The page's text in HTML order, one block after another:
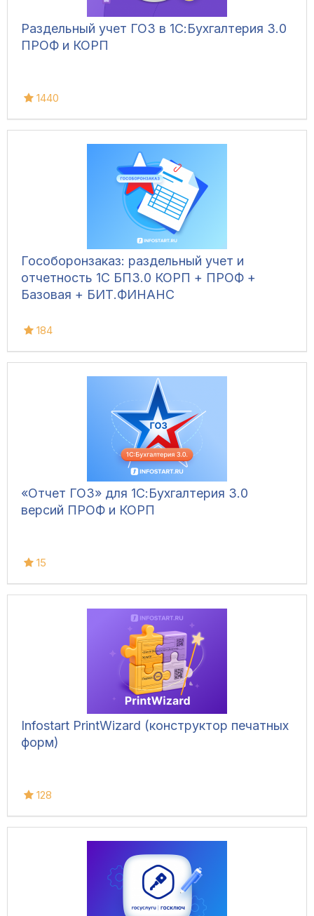
Раздельный учет ГОЗ в 1С:Бухгалтерия 3.0
ПРОФ и КОРП
1440
Гособоронзаказ: раздельный учет и
отчетность 1С БП3.0 КОРП + ПРОФ +
Базовая + БИТ.ФИНАНС
184
«Отчет ГОЗ» для 1С:Бухгалтерия 3.0
версий ПРОФ и КОРП
15
Infostart PrintWizard (конструктор печатных
форм)
128